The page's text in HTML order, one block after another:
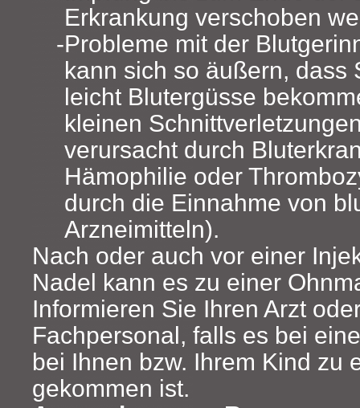
Erkrankung verschoben
Probleme mit der
kann sich so äußern, dass
leicht Blutergüsse
kleinen
verursacht durch
Hämophilie oder
durch die Einnahme von
Arzneimitteln).
Nach oder auch vor einer
Nadel kann es zu einer
Informieren Sie Ihren Arzt
Fachpersonal, falls es bei
bei Ihnen bzw. Ihrem Kind zu
gekommen ist.